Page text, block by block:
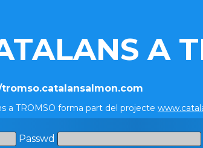
A
a TROMSO forma part del projecte
Passwd